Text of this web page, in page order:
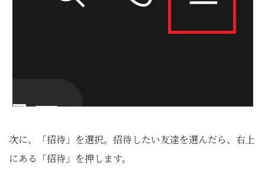
次に、「招待」を選択。招待したい友達を選んだら、右上
にある「招待」を押します。